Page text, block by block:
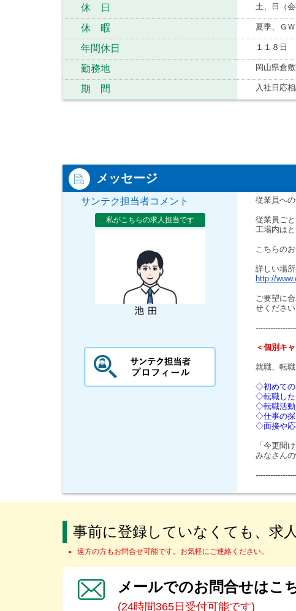
休 日 土、日（
休 暇 夏季、Ｇ
年間休日 １１８日
勤務地 岡山県倉
期 間 入社日応
メッセージ
サンテク担当者コメント
私がこちらの求人担当です
従業員へ
従業員ご
工場内は
こちらの
詳しい場
http://
ご要望に
せください
＜個別キ
就職、転
◇初めての
◇転職した
◇転職活動
◇仕事の探
◇面接や応
「今更聞
みなさん
事前に登録していなくても、求
遠方の方もお問合せ可能です。お気軽にご連絡ください。
メールでのお問合せはこ
(24時間365日受付可能です)